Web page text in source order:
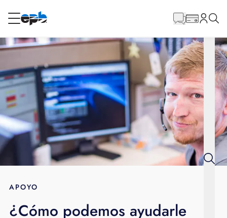
RESIDENCIAL
Internet
Energía
Televisión
BLOG
principal
APOYO
¿Cómo podemos ayudarle